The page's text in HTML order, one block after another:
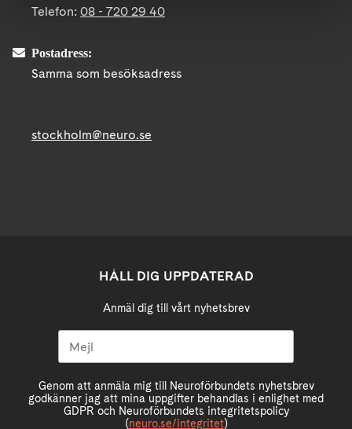
Telefon: 08 - 720 29 40
Postadress:
Samma som besöksadress
stockholm@neuro.se
HÅLL DIG UPPDATERAD
Anmäl dig till vårt nyhetsbrev
Genom att anmäla mig till Neuroförbundets nyhetsbrev
godkänner jag att mina uppgifter behandlas i enlighet med
GDPR och Neuroförbundets integritetspolicy
(neuro.se/integritet)